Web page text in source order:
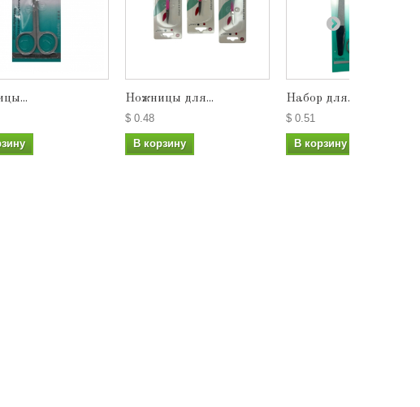
Ножницы для...
$ 0.48
В корзину
Набор для...
$ 0.51
В корзину